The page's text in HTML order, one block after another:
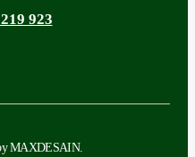
923
MAXDESAIN.